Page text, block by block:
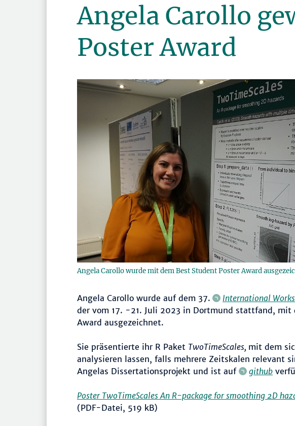
Angela Carollo
Poster Award
Angela Carollo wurde mit dem Best Student Poster Award
Angela Carollo wurde auf dem 37. International
der vom 17. -21. Juli 2023 in Dortmund stattfand, mit
Award ausgezeichnet.
Sie präsentierte ihr R Paket TwoTimeScales, mit dem
analysieren lassen, falls mehrere Zeitskalen relevant
Angelas Dissertationsprojekt und ist auf
github
Poster TwoTimeScales An R-package for smoothing 2D
(PDF-Datei, 519 kB)